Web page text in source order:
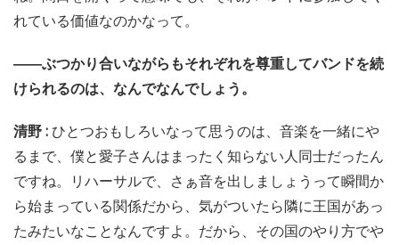
れている価値なのかなって。
――ぶつかり合いながらもそれぞれを尊重してバンドを続
けられるのは、なんでなんでしょう。
清野 : ひとつおもしろいなって思うのは、音楽を一緒にや
るまで、僕と愛子さんはまったく知らない人同士だったん
ですね。リハーサルで、さぁ音を出しましょうって瞬間か
ら始まっている関係だから、気がついたら隣に王国があっ
たみたいなことなんですよ。だから、その国のやり方でや